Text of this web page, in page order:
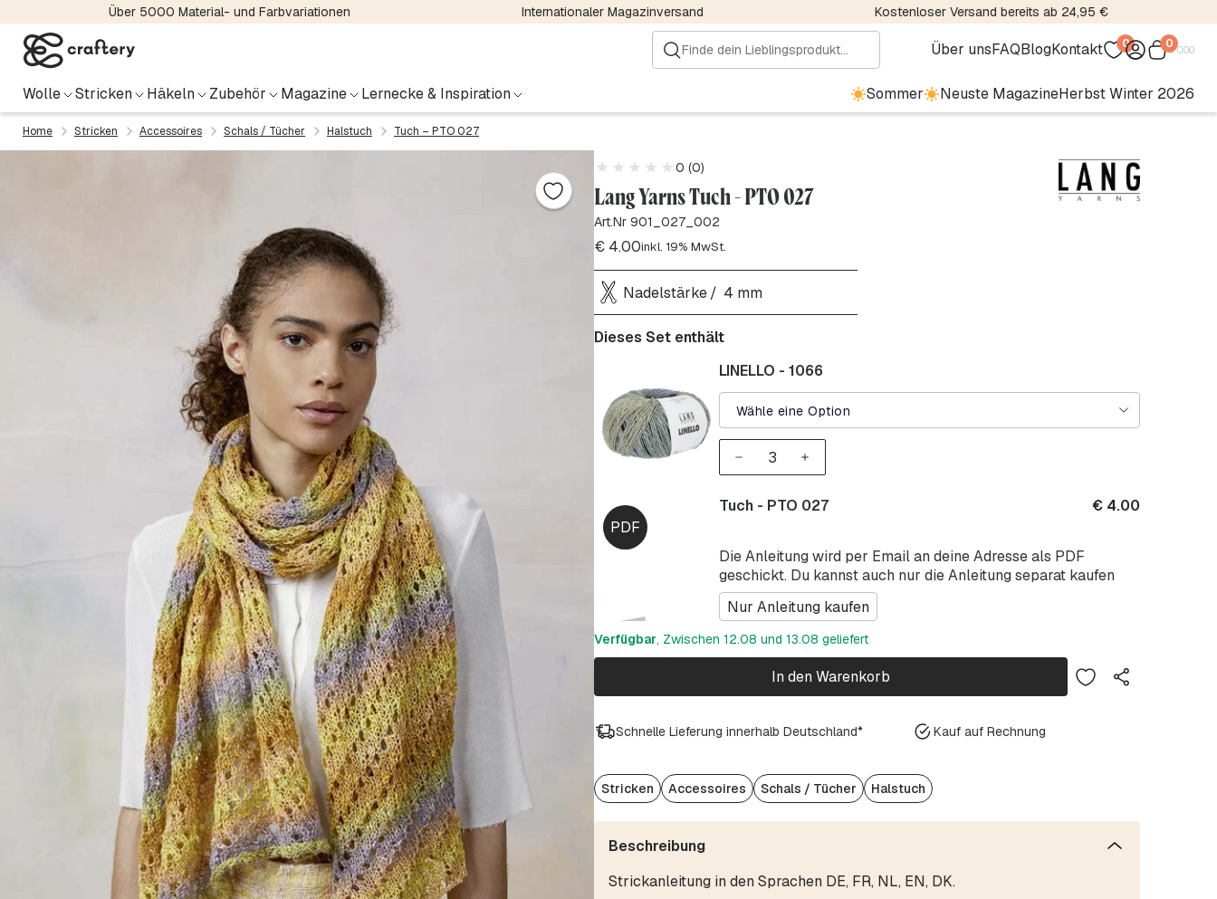
Über 5000 Material- und Farbvariationen Internationaler Magazinversand Kostenloser Versand bereits ab 24,95 €
Über unsFAQBlogKontakt 0 0€0.00
Wolle Stricken Häkeln Zubehör Magazine Lernecke & Inspiration Sommer Neuste MagazineHerbst Winter 2026
Home Stricken Accessoires Schals / Tücher Halstuch Tuch – PTO 027
0 (0)
Lang Yarns Tuch - PTO 027
Art.Nr 901_027_002
€4.00inkl. 19% MwSt.
Nadelstärke 4 mm
Dieses Set enthält
Wähle eine Option
LINELLO - 1066
Die Anleitung wird per Email an deine Adresse als PDF
geschickt. Du kannst auch nur die Anleitung separat kaufen
Nur Anleitung kaufen
Tuch - PTO 027 €4.00
Verfügbar, Zwischen 12.08 und 13.08 geliefert
In den Warenkorb
Schnelle Lieferung innerhalb Deutschland* Kauf auf Rechnung
Stricken Accessoires Schals / Tücher Halstuch
Beschreibung
Strickanleitung in den Sprachen DE, FR, NL, EN, DK.